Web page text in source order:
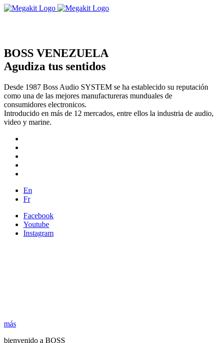
BOSS VENEZUELA
Agudiza tus sentidos
Desde 1987 Boss Audio SYSTEM se ha establecido su reputación
como una de las mejores manufactureras munduales de
consumidores electronicos.
Introducido en más de 12 mercados, entre ellos la industria de audio,
video y marine.
En
Fr
Facebook
Youtube
Instagram
más
bienvenido a BOSS